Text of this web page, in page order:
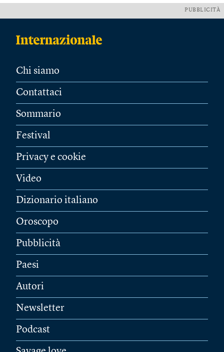
PUBBLICITÀ
Chi siamo
Contattaci
Sommario
Festival
Privacy e cookie
Video
Dizionario italiano
Oroscopo
Pubblicità
Paesi
Autori
Newsletter
Podcast